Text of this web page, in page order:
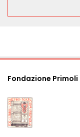
Fondazione Primoli